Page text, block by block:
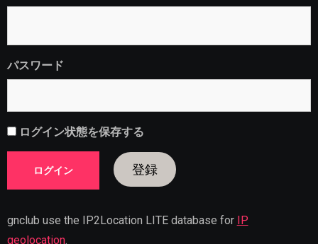
パスワード
ログイン状態を保存する
登録
gnclub use the IP2Location LITE database for IP
geolocation.